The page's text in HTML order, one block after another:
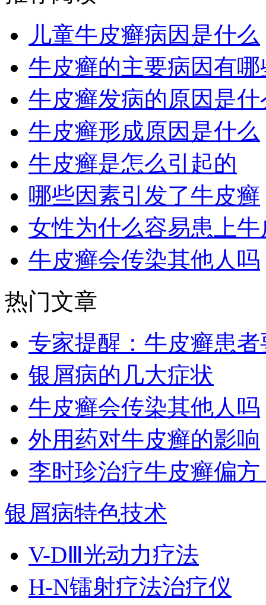
儿童牛皮癣病因是什么
牛皮癣的主要病因有哪
牛皮癣发病的原因是什
牛皮癣形成原因是什么
牛皮癣是怎么引起的
哪些因素引发了牛皮癣
女性为什么容易患上牛
牛皮癣会传染其他人吗
热门文章
专家提醒：牛皮癣患
银屑病的几大症状
牛皮癣会传染其他人吗
外用药对牛皮癣的影响
李时珍治疗牛皮癣偏
银屑病特色技术
V-DⅢ光动力疗法
H-N镭射疗法治疗仪